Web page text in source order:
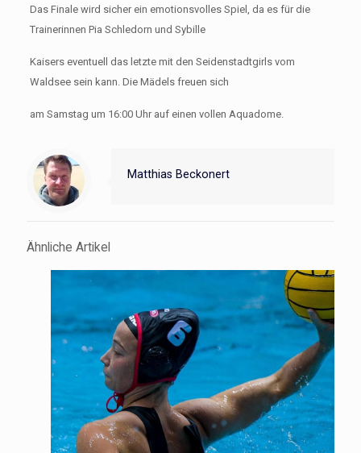
Das Finale wird sicher ein emotionsvolles Spiel, da es für die
Trainerinnen Pia Schledorn und Sybille
Kaisers eventuell das letzte mit den Seidenstadtgirls vom
Waldsee sein kann. Die Mädels freuen sich
am Samstag um 16:00 Uhr auf einen vollen Aquadome.
Matthias Beckonert
Ähnliche Artikel